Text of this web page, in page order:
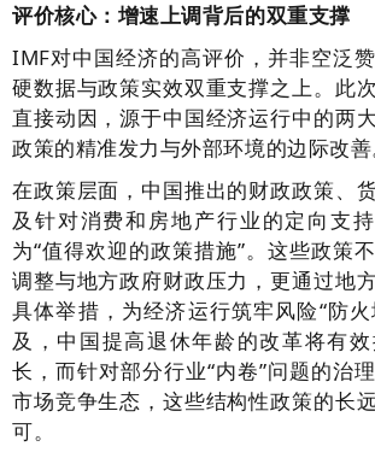
评价核心：增速上调背后的双重支撑
IMF对中国经济的高评价，并非空泛
硬数据与政策实效双重支撑之上。此
直接动因，源于中国经济运行中的两
政策的精准发力与外部环境的边际改善
在政策层面，中国推出的财政政策、
及针对消费和房地产行业的定向支
为“值得欢迎的政策措施”。这些政策
调整与地方政府财政压力，更通过地
具体举措，为经济运行筑牢风险“防
及，中国提高退休年龄的改革将有
长，而针对部分行业“内卷”问题的治
市场竞争生态，这些结构性政策的长
可。